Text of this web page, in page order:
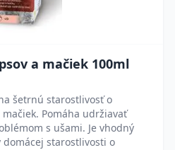
a mačiek 100ml
šetrnú starostlivosť o
Pomáha udržiavať
s ušami. Je vhodný
starostlivosti o